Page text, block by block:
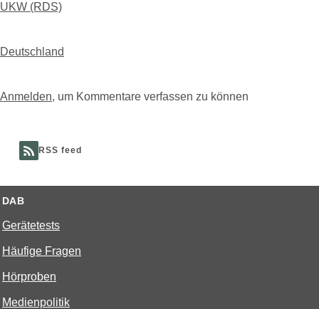
UKW (RDS)
Deutschland
Anmelden, um Kommentare verfassen zu können
RSS feed
DAB
Gerätetests
Häufige Fragen
Hörproben
Medienpolitik